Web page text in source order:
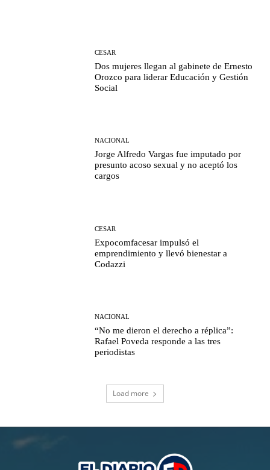
CESAR
Dos mujeres llegan al gabinete de Ernesto
Orozco para liderar Educación y Gestión
Social
NACIONAL
Jorge Alfredo Vargas fue imputado por
presunto acoso sexual y no aceptó los
cargos
CESAR
Expocomfacesar impulsó el
emprendimiento y llevó bienestar a
Codazzi
NACIONAL
“No me dieron el derecho a réplica”:
Rafael Poveda responde a las tres
periodistas
Load more